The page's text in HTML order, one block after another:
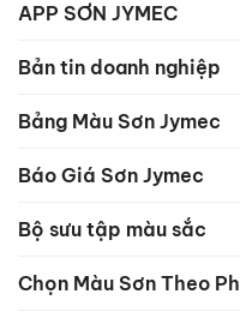
APP SƠN JYMEC
Bản tin doanh nghiệp
Bảng Màu Sơn Jymec
Báo Giá Sơn Jymec
Bộ sưu tập màu sắc
Chọn Màu Sơn Theo